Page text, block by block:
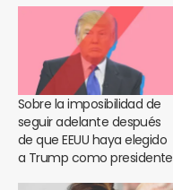
Sobre la imposibilidad de
seguir adelante después
de que EEUU haya elegido
a Trump como presidente